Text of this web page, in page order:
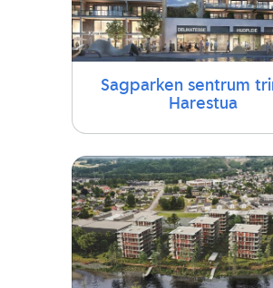
Sagparken sentrum
Harestua